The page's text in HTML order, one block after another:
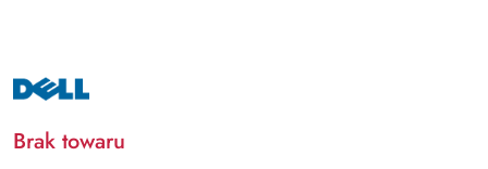
NAZWA
PRODUCENTA:
Brak towaru